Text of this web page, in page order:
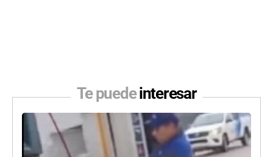
Te puedeinteresar